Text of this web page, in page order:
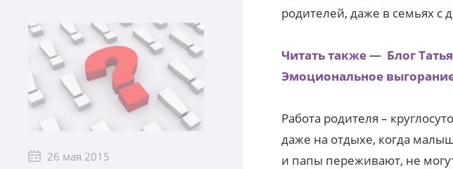
26 мая 2015
родителей, даже в семьях
Читать также — Блог
Эмоциональное
Работа родителя –
даже на отдыхе, когда
и папы переживают, не